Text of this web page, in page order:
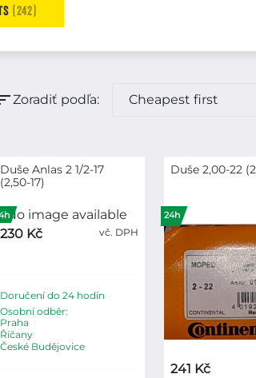
242
Zoradiť podľa: Cheapest first
Duše Anlas 2 1/2-17
(2,50-17)
230 Kč vč. DPH
Doručení do 24 hodin
Osobní odběr:
Praha
Říčany
České Budějovice
Duše 2,00-22
24h
241 Kč